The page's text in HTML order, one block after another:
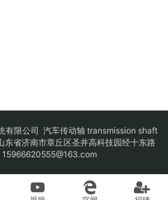
有限公司 汽车传动轴 transmission shaft
东省济南市章丘区圣井高科技园经十东路